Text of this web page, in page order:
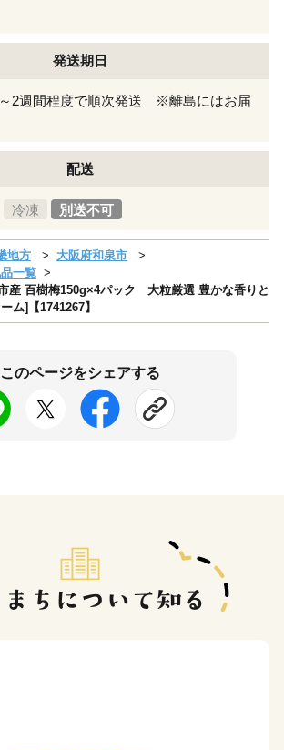
発送期日
2週間程度で順次発送 ※離島にはお届
配送
冷凍 別送不可
地方
大阪府和泉市
一覧
産 百樹梅150g×4パック 大粒厳選 豊かな香りと
ム]【1741267】
このページをシェアする